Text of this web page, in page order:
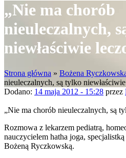
„Nie ma chorób
nieuleczalnych,
niewłaściwie
Strona główna » Bożena
nieuleczalnych, są tylko
Dodano: 14 maja 2012 - 15:28 przez
„Nie ma chorób nieuleczalnych, są
Rozmowa z lekarzem pediatrą,
nauczycielem hatha joga,
Bożeną Ryczkowską.